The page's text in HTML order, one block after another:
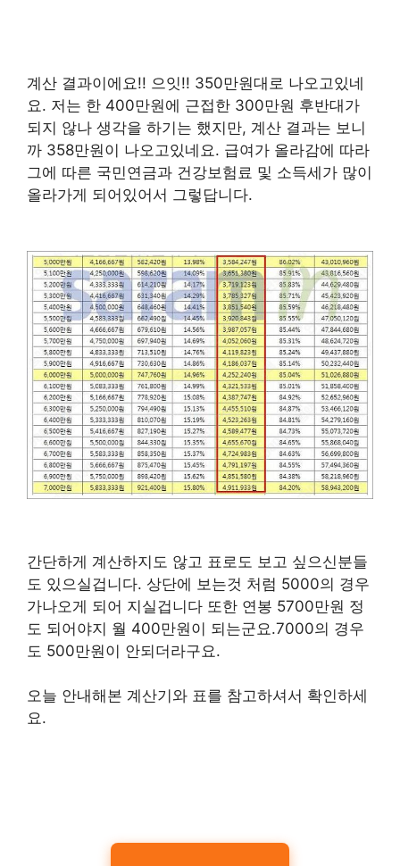
계산 결과이에요!! 으잇!! 350만원대로 나오고있네
요. 저는 한 400만원에 근접한 300만원 후반대가
되지 않나 생각을 하기는 했지만, 계산 결과는 보니
까 358만원이 나오고있네요. 급여가 올라감에 따라
그에 따른 국민연금과 건강보험료 및 소득세가 많이
올라가게 되어있어서 그렇답니다.
간단하게 계산하지도 않고 표로도 보고 싶으신분들
도 있으실겁니다. 상단에 보는것 처럼 5000의 경우
가나오게 되어 지실겁니다 또한 연봉 5700만원 정
도 되어야지 월 400만원이 되는군요.7000의 경우
도 500만원이 안되더라구요.
오늘 안내해본 계산기와 표를 참고하셔서 확인하세
요.